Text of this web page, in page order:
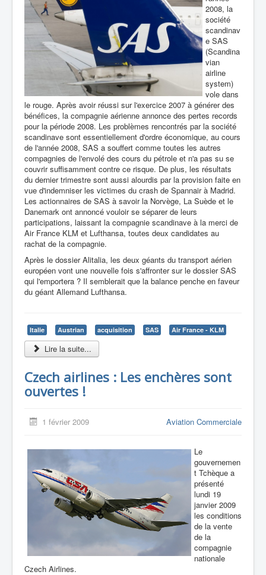
2008, la
société
scandinav
e SAS
(Scandina
vian
airline
system)
vole dans
le rouge. Après avoir réussi sur l'exercice 2007 à générer des
bénéfices, la compagnie aérienne annonce des pertes records
pour la période 2008. Les problèmes rencontrés par la société
scandinave sont essentiellement d'ordre économique, au cours
de l'année 2008, SAS a souffert comme toutes les autres
compagnies de l'envolé des cours du pétrole et n'a pas su se
couvrir suffisamment contre ce risque. De plus, les résultats
du dernier trimestre sont aussi alourdis par la provision faite en
vue d'indemniser les victimes du crash de Spannair à Madrid.
Les actionnaires de SAS à savoir la Norvège, La Suède et le
Danemark ont annoncé vouloir se séparer de leurs
participations, laissant la compagnie scandinave à la merci de
Air France KLM et Lufthansa, toutes deux candidates au
rachat de la compagnie.
Après le dossier Alitalia, les deux géants du transport aérien
européen vont une nouvelle fois s'affronter sur le dossier SAS
qui l'emportera ? Il semblerait que la balance penche en faveur
du géant Allemand Lufthansa.
Italie Austrian acquisition SAS Air France - KLM
Lire la suite...
Czech airlines : Les enchères sont
ouvertes !
1 février 2009 Aviation Commerciale
Le
gouvernemen
t Tchèque a
présenté
lundi 19
janvier 2009
les conditions
de la vente
de la
compagnie
nationale
Czech Airlines.